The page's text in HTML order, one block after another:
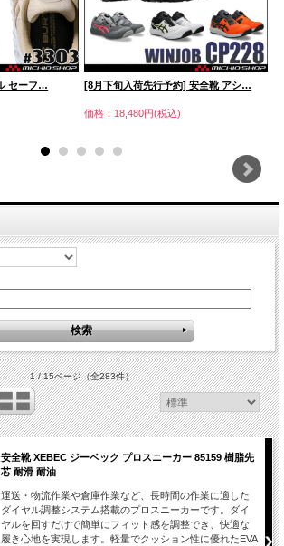
セーフ… [8月下旬入荷先行予約] 安全靴 アシ…
価格：18,480円(税込)
1 / 15ページ（全283件）
安全靴 XEBEC ジーベック プロスニーカー 85159 樹脂先
芯 耐滑 耐油
運送・物流作業や倉庫作業など、長時間の作業に適した
ダイヤル調整システム搭載のプロスニーカーです。ダイ
ヤルを回すだけで簡単にフィット感を調整でき、快適な
履き心地を実現します。軽量でクッション性に優れたEVA